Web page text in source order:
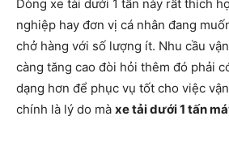
Dòng xe tải dưới 1 tấn này rất thích
nghiệp hay đơn vị cá nhân đang
chở hàng với số lượng ít. Nhu cầu
càng tăng cao đòi hỏi thêm đó phải
dạng hơn để phục vụ tốt cho việc
chính là lý do mà xe tải dưới 1 tấn